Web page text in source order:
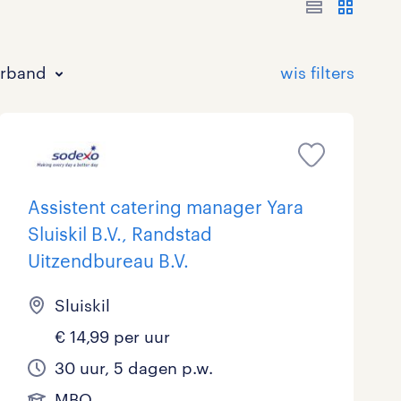
Bouw 0
Commercieel / Verkoop
Horeca / Catering 3
HAVO/VWO 0
MBO 11
Ondersteunend onderwijs
17 - 24 uur 1
37 - 40+ uur 15
Tijdelijk met uitzicht op vast
Assistent catering manager Yara
Sluiskil B.V., Randstad
Uitzendbureau B.V.
Sluiskil
€ 14,99 per uur
30 uur, 5 dagen p.w.